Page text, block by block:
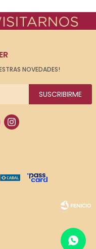
NOVEDADES!
SUSCRIBIRME
